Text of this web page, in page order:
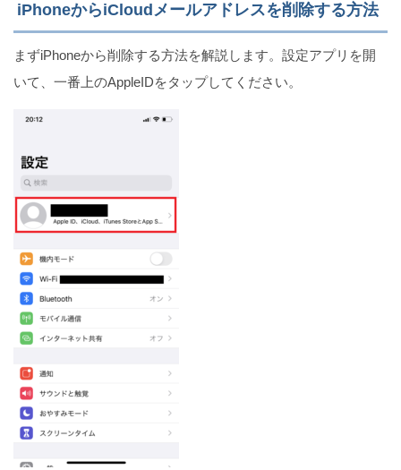
iPhoneからiCloudメールアドレスを削除する方法
まずiPhoneから削除する方法を解説します。設定アプリを開
いて、一番上のAppleIDをタップしてください。